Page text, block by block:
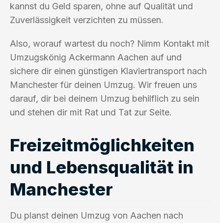
kannst du Geld sparen, ohne auf Qualität und
Zuverlässigkeit verzichten zu müssen.
Also, worauf wartest du noch? Nimm Kontakt mit
Umzugskönig Ackermann Aachen auf und
sichere dir einen günstigen Klaviertransport nach
Manchester für deinen Umzug. Wir freuen uns
darauf, dir bei deinem Umzug behilflich zu sein
und stehen dir mit Rat und Tat zur Seite.
Freizeitmöglichkeiten
und Lebensqualität in
Manchester
Du planst deinen Umzug von Aachen nach